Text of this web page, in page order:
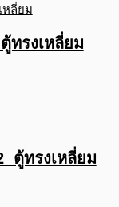
ทรงเหลี่ยม
ตู้ทรงเหลี่ยม